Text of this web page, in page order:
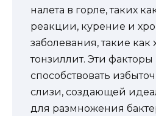
налета в горле, таких
реакции, курение и
заболевания, такие
тонзиллит. Эти факторы
способствовать
слизи, создающей
для размножения